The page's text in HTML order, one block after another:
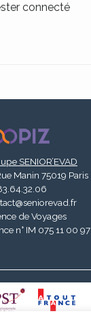
connecté
SENIOR’EVAD
Manin 75019 Paris
de Voyages
n° IM 075 11 00 97